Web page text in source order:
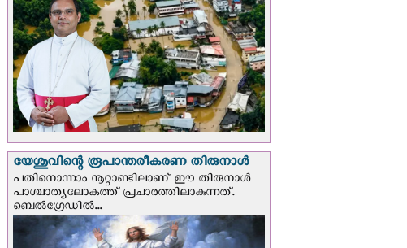
യേശുവിന്റെ രൂപാന്തരീകരണ തിരുനാള്‍
പതിനൊന്നാം നൂറ്റാണ്ടിലാണ് ഈ തിരുനാള്‍
പാശ്ചാത്യലോകത്ത് പ്രചാരത്തിലാകുന്നത്.
ബെല്‍ഗ്രേഡില്‍...